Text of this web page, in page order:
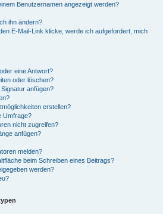
Benutzernamen angezeigt werden?
ihn ändern?
E-Mail-Link klicke, werde ich aufgefordert, mich
eine Antwort?
oder löschen?
anfügen?
erstellen?
Umfrage?
nicht zugreifen?
anfügen?
melden?
beim Schreiben eines Beitrags?
werden?